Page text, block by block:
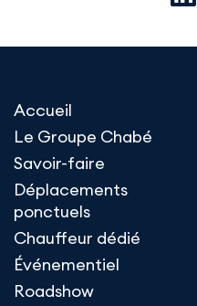
Accueil
Le Groupe Chabé
Savoir-faire
Déplacements
ponctuels
Chauffeur dédié
Événementiel
Roadshow